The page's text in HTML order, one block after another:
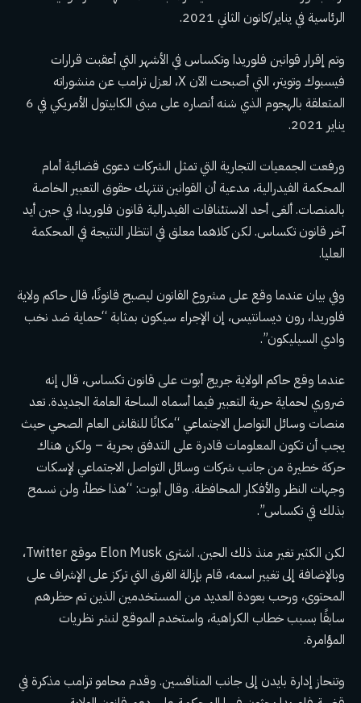
الرئاسية في يناير/كانون الثاني 2021.
وتم إقرار قوانين فلوريدا وتكساس في الأشهر التي أعقبت قرارات
فيسبوك وتويتر، التي أصبحت الآن X، لعزل ترامب عن منشوراته
المتعلقة بالهجوم الذي شنه أنصاره على مبنى الكابيتول الأمريكي في 6
يناير 2021.
ورفعت الجمعيات التجارية التي تمثل الشركات دعوى قضائية أمام
المحكمة الفيدرالية، مدعية أن القوانين تنتهك حقوق التعبير الخاصة
بالمنصات. ألغى أحد الاستئنافات الفيدرالية قانون فلوريدا، في حين أيد
آخر قانون تكساس. لكن كلاهما معلق في انتظار النتيجة في المحكمة
العليا.
وفي بيان عندما وقع على مشروع القانون ليصبح قانونًا، قال حاكم ولاية
فلوريدا، رون ديسانتيس، إن الإجراء سيكون بمثابة “حماية ضد نخب
وادي السيليكون”.
عندما وقع حاكم الولاية جريج أبوت على قانون تكساس، قال إنه
ضروري لحماية حرية التعبير فيما أسماه الساحة العامة الجديدة. تعد
منصات وسائل التواصل الاجتماعي “مكانًا للنقاش العام الصحي حيث
يجب أن تكون المعلومات قادرة على التدفق بحرية – ولكن هناك
حركة خطيرة من جانب شركات وسائل التواصل الاجتماعي لإسكات
وجهات النظر والأفكار المحافظة. وقال أبوت: “هذا خطأ، ولن نسمح
بذلك في تكساس”.
لكن الكثير تغير منذ ذلك الحين. اشترى Elon Musk موقع Twitter،
وبالإضافة إلى تغيير اسمه، قام بإزالة الفرق التي تركز على الإشراف على
المحتوى، ورحب بعودة العديد من المستخدمين الذين تم حظرهم
سابقًا بسبب خطاب الكراهية، واستخدم الموقع لنشر نظريات
المؤامرة.
وتنحاز إدارة بايدن إلى جانب المنافسين. وقدم محامو ترامب مذكرة في